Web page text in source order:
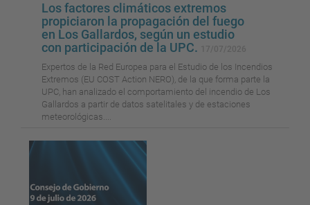
Los factores climáticos extremos
propiciaron la propagación del fuego
en Los Gallardos, según un estudio
con participación de la UPC.
Expertos de la Red Europea para el Estudio de los Incendios
Extremos (EU COST Action NERO), de la que forma parte la
UPC, han analizado el comportamiento del incendio de Los
Gallardos a partir de datos satelitales y de estaciones
meteorológicas....